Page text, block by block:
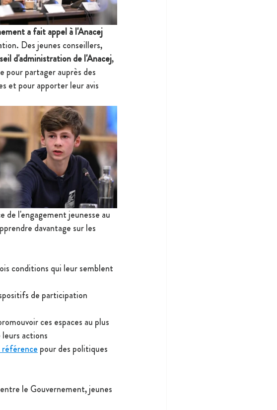
a fait appel à l'Anacej
Des jeunes conseillers,
d'administration de l'Anacej,
pour partager auprès des
et pour apporter leur avis
de l'engagement jeunesse au
davantage sur les
conditions qui leur semblent
de participation
ces espaces au plus
actions
pour des politiques
le Gouvernement, jeunes